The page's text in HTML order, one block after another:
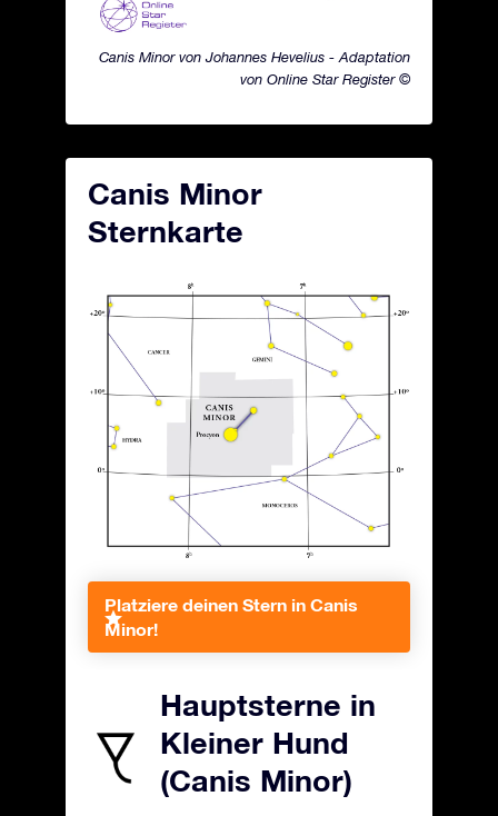
Canis Minor von Johannes Hevelius - Adaptation
von Online Star Register ©
Canis Minor
Sternkarte
Platziere deinen Stern in Canis
Minor!
Hauptsterne in
Kleiner Hund
(Canis Minor)